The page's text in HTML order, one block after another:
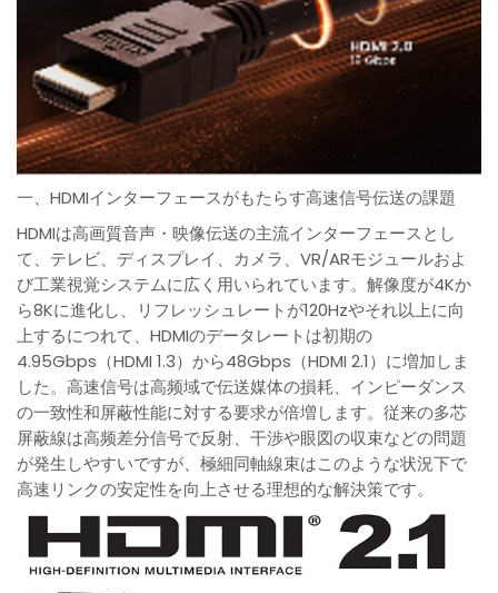
一、HDMIインターフェースがもたらす高速信号伝送の課題
HDMIは高画質音声・映像伝送の主流インターフェースとし
て、テレビ、ディスプレイ、カメラ、VR/ARモジュールおよ
び工業視覚システムに広く用いられています。解像度が4Kか
ら8Kに進化し、リフレッシュレートが120Hzやそれ以上に向
上するにつれて、HDMIのデータレートは初期の
4.95Gbps（HDMI 1.3）から48Gbps（HDMI 2.1）に増加しま
した。高速信号は高频域で伝送媒体の損耗、インピーダンス
の一致性和屏蔽性能に対する要求が倍増します。従来の多芯
屏蔽線は高频差分信号で反射、干渉や眼図の収束などの問題
が発生しやすいですが、極細同軸線束はこのような状況下で
高速リンクの安定性を向上させる理想的な解決策です。